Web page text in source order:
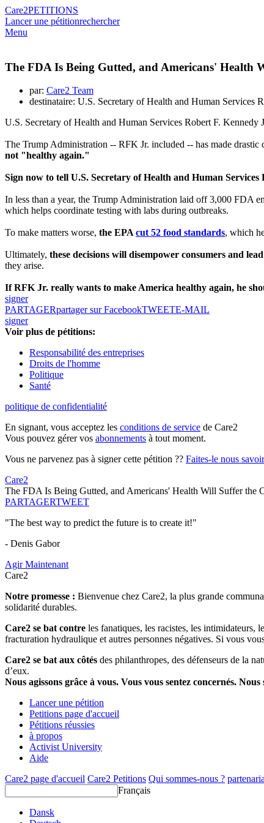
Care2PETITIONS
Lancer une pétitionrechercher
Menu
The FDA Is Being Gutted, and Americans' Health
par: Care2 Team
destinataire: U.S. Secretary of Health and Human Services
U.S. Secretary of Health and Human Services Robert F.
The Trump Administration -- RFK Jr. included -- has made
not "healthy again."
Sign now to tell U.S. Secretary of Health and Human
In less than a year, the Trump Administration laid off 3,000 FDA
which helps coordinate testing with labs during outbreaks.
To make matters worse, the EPAcut 52 food standards, which
Ultimately, these decisions will disempower consumers and
they arise.
If RFK Jr. really wants to make America healthy again, he
signer
PARTAGERpartager sur FacebookTWEETE-MAIL
signer
Voir plus de pétitions:
Responsabilité des entreprises
Droits de l'homme
Politique
Santé
politique de confidentialité
En signant, vous acceptez les conditions de service de Care2
Vous pouvez gérer vos abonnements à tout moment.
Vous ne parvenez pas à signer cette pétition ?? Faites-le nous savoir
Care2
The FDA Is Being Gutted, and Americans' Health Will Suffer the
PARTAGERTWEET
"The best way to predict the future is to create it!"
- Denis Gabor
Agir Maintenant
Care2
Notre promesse : Bienvenue chez Care2, la plus grande
solidarité durables.
Care2 se bat contre les fanatiques, les racistes, les intimidateurs,
fracturation hydraulique et autres personnes négatives. Si vous
Care2 se bat aux côtés des philanthropes, des défenseurs de la
d’eux.
Nous agissons grâce à vous. Vous vous sentez concernés. Nous
Lancer une pétition
Petitions page d'accueil
Pétitions réussies
à propos
Activist University
Aide
Care2 page d'accueil Care2 Petitions Qui sommes-nous ?
Français
Dansk